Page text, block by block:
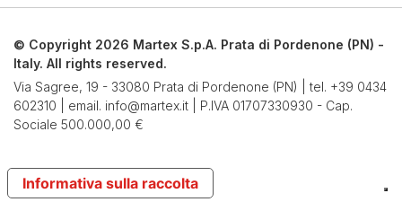
© Copyright 2026 Martex S.p.A. Prata di Pordenone (PN) -
Italy. All rights reserved.
Via Sagree, 19 - 33080 Prata di Pordenone (PN) | tel. +39 0434
602310 | email. info@martex.it | P.IVA 01707330930 - Cap.
Sociale 500.000,00 €
Informativa sulla raccolta